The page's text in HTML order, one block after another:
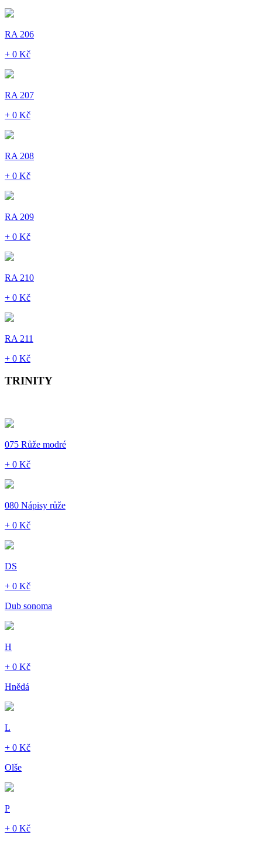
RA 206
+ 0 Kč
RA 207
+ 0 Kč
RA 208
+ 0 Kč
RA 209
+ 0 Kč
RA 210
+ 0 Kč
RA 211
+ 0 Kč
TRINITY
075 Růže modré
+ 0 Kč
080 Nápisy růže
+ 0 Kč
DS
+ 0 Kč
Dub sonoma
H
+ 0 Kč
Hnědá
L
+ 0 Kč
Olše
P
+ 0 Kč